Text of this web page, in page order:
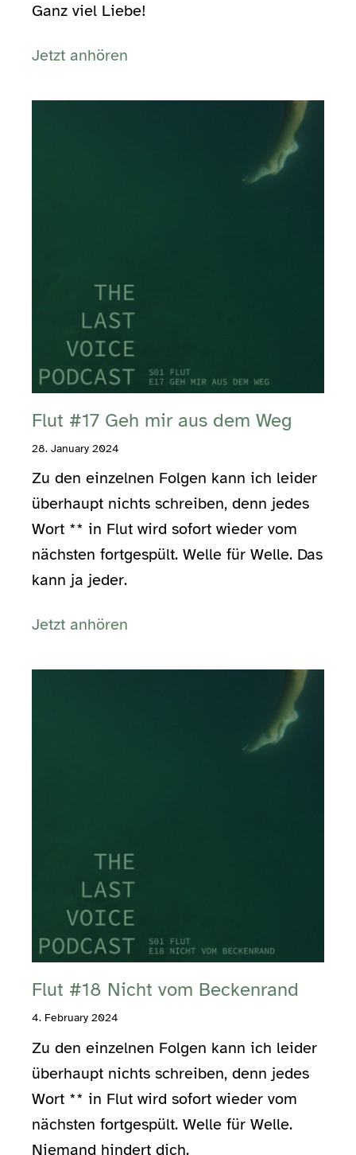
Ganz viel Liebe!
Jetzt anhören
Flut #17 Geh mir aus dem Weg
28. January 2024
Zu den einzelnen Folgen kann ich leider
überhaupt nichts schreiben, denn jedes
Wort ** in Flut wird sofort wieder vom
nächsten fortgespült. Welle für Welle. Das
kann ja jeder.
Jetzt anhören
Flut #18 Nicht vom Beckenrand
4. February 2024
Zu den einzelnen Folgen kann ich leider
überhaupt nichts schreiben, denn jedes
Wort ** in Flut wird sofort wieder vom
nächsten fortgespült. Welle für Welle.
Niemand hindert dich.